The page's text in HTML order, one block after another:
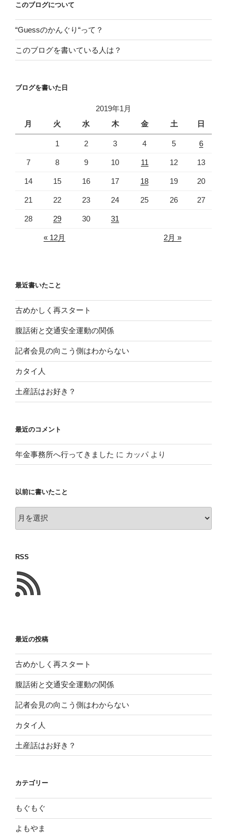
ン
このブログについて
“Guessのかんぐり“って？
このブログを書いている人は？
ブログを書いた日
2019年1月
月
火 水 木 金 土 日
1 2 3 4 5 6
7 8 9 10 11 12 13
14 15 16 17 18 19 20
21 22 23 24 25 26 27
28 29 30 31
« 12月 2月 »
最近書いたこと
古めかしく再スタート
腹話術と交通安全運動の関係
記者会見の向こう側はわからない
カタイ人
土産話はお好き？
最近のコメント
年金事務所へ行ってきました に カッパより
以前に書いたこと
前
い
た
こ
と
RSS
最近の投稿
古めかしく再スタート
腹話術と交通安全運動の関係
記者会見の向こう側はわからない
カタイ人
土産話はお好き？
カテゴリー
もぐもぐ
よもやま